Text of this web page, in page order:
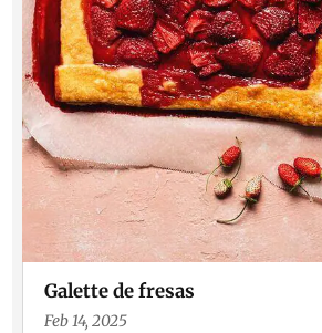
Galette de fresas
Feb 14, 2025